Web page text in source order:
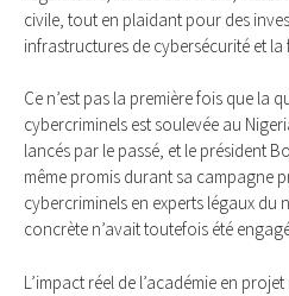
civile, tout en plaidant pour des
infrastructures de cybersécurité et
Ce n’est pas la première fois que la
cybercriminels est soulevée au
lancés par le passé, et le président
même promis durant sa campagne
cybercriminels en experts légaux du
concrète n’avait toutefois été
L’impact réel de l’académie en